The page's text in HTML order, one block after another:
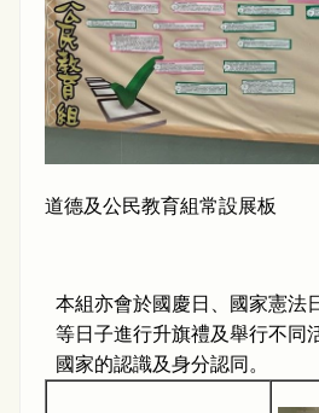
道德及公民教育組常設展板
本組亦會於國慶日、國家憲法
等日子進行升旗禮及舉行不同
國家的認識及身分認同。